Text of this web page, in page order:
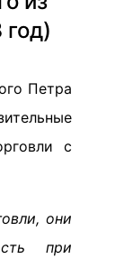
Петра
с
они
при